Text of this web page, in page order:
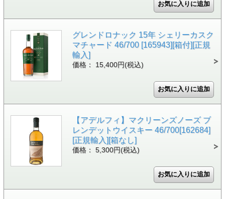
グレンドロナック 15年 シェリーカスク
マチャード 46/700 [165943][箱付][正規
輸入]
価格： 15,400円(税込)
【アデルフィ】マクリーンズノーズ ブ
レンデットウイスキー 46/700[162684]
[正規輸入][箱なし]
価格： 5,300円(税込)